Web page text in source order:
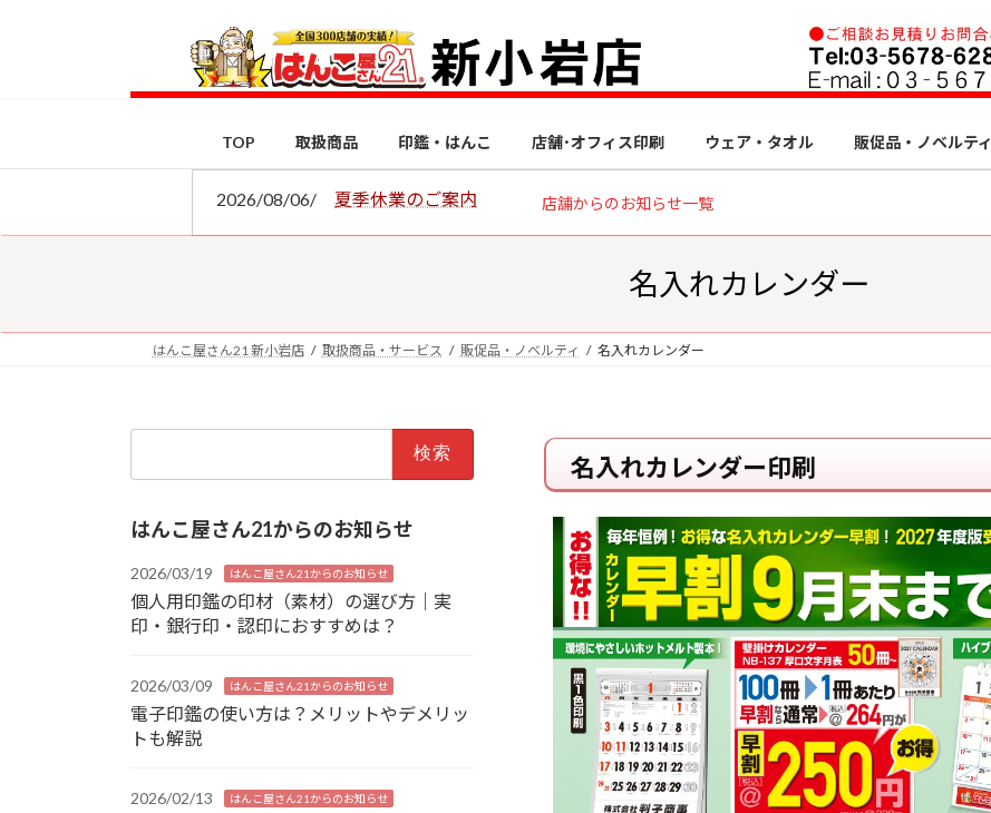
ス
ン
TOP 取扱商品 印鑑・はんこ 店舗･オフィス印刷 ウェア・タオル 販促品・ノベルティ
2026/08/06/ 夏季休業のご案内 店舗からのお知らせ一覧
名入れカレンダー
はんこ屋さん21 新小岩店 取扱商品・サービス 販促品・ノベルティ 名入れカレンダー
名入れカレンダー印刷
はんこ屋さん21からのお知らせ
2026/03/19 はんこ屋さん21からのお知らせ
個人用印鑑の印材（素材）の選び方｜実
印・銀行印・認印におすすめは？
2026/03/09 はんこ屋さん21からのお知らせ
電子印鑑の使い方は？メリットやデメリッ
トも解説
2026/02/13 はんこ屋さん21からのお知らせ